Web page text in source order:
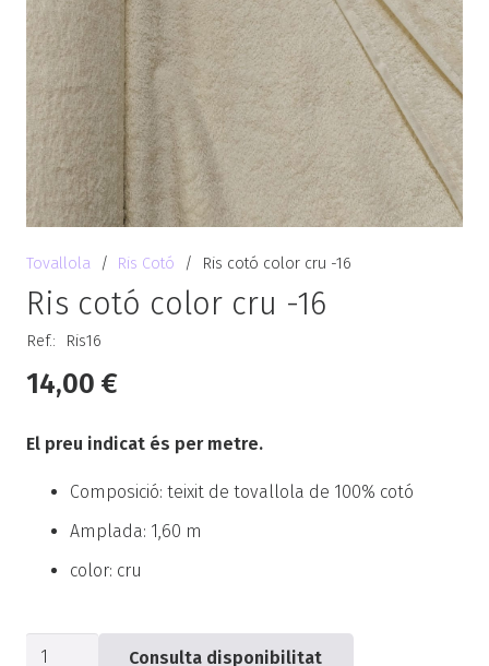
Tovallola / Ris Cotó / Ris cotó color cru -16
Ris cotó color cru -16
Ref.: Ris16
14,00 €
El preu indicat és per metre.
Composició: teixit de tovallola de 100% cotó
Amplada: 1,60 m
color: cru
quantitat
Consulta disponibilitat